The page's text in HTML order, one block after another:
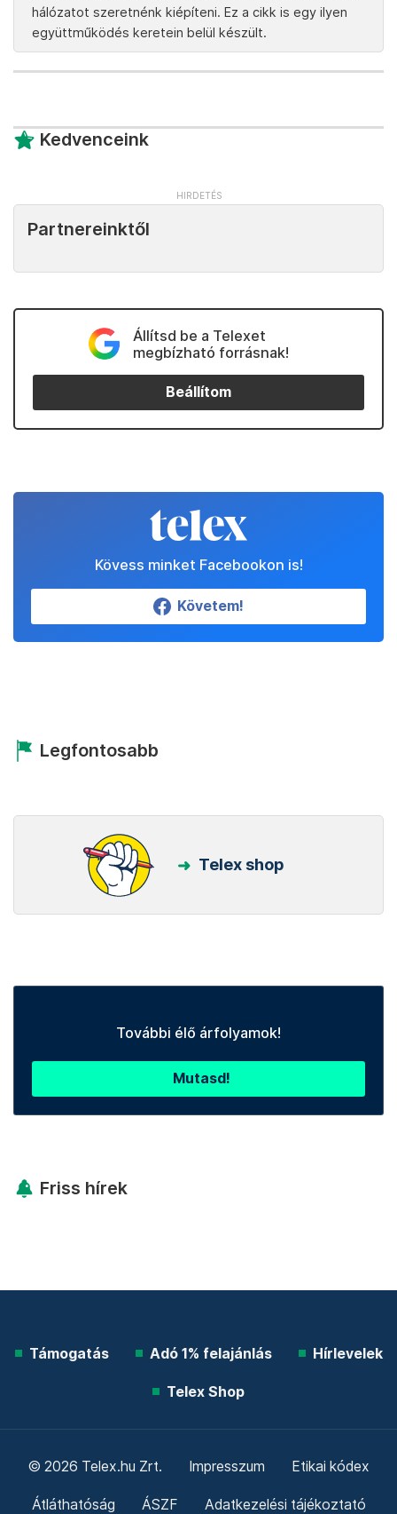
hálózatot szeretnénk kiépíteni. Ez a cikk is egy ilyen
együttműködés keretein belül készült.
Kedvenceink
Partnereinktől
Állítsd be a Telexet
megbízható forrásnak!
Beállítom
Kövess minket Facebookon is!
Követem!
Legfontosabb
Telex shop
További élő árfolyamok!
Mutasd!
Friss hírek
Támogatás Adó 1% felajánlás Hírlevelek
Telex Shop
© 2026 Telex.hu Zrt. Impresszum Etikai kódex
Átláthatóság ÁSZF Adatkezelési tájékoztató